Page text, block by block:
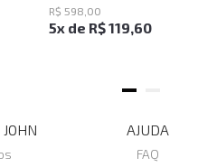
R$ 598 00
5x de R$119,60
AJUDA
FAQ